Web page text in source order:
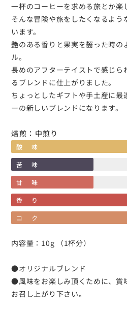
一杯のコーヒーを求める旅とか楽
そんな冒険や旅をしたくなるよう
います。
艶のある香りと果実を齧った時の
ル。
長めのアフターテイストで感じら
るブレンドに仕上がりました。
ちょっとしたギフトや手土産に最
ーの新しいブレンドになります。
焙煎：中煎り
酸味
苦味
甘味
香り
コク
内容量：10g （1杯分）
●オリジナルブレンド
●風味をお楽しみ頂くために、賞
お召し上がり下さい。